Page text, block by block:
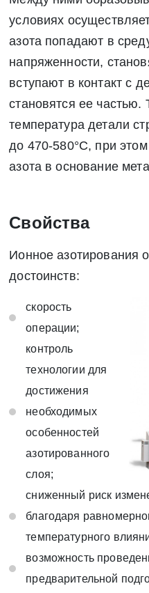
условиях
азота попадают в
напряженности,
вступают в контакт с
становятся ее частью.
температура детали
до 470-580°С, при
азота в основание
Свойства
Ионное азотирования
достоинств:
скорость
операции;
контроль
технологии для
достижения
необходимых
особенностей
азотированного
слоя;
сниженный риск
благодаря
температурного
возможность
предварительной
Заявка на
* - обязательные поля для
Нажимая на кнопку
на обработку своих
статьей 9 Федерального
«О персональных
информационную